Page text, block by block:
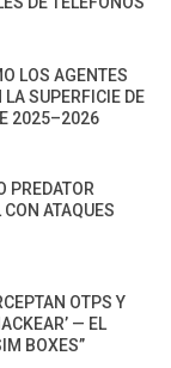
LOS AGENTES
LA SUPERFICIE DE
2025–2026
PREDATOR
ATAQUES
OTPS Y
— EL
BOXES”